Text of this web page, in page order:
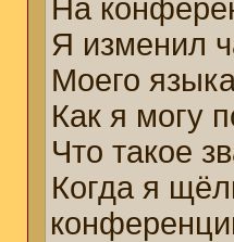
На
Я изменил
Моего
Как я могу
Что такое
Когда я